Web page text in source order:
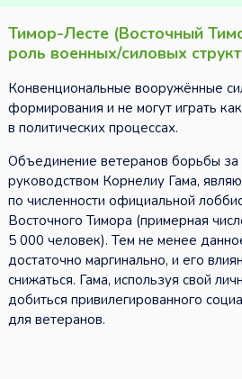
Тимор-Лесте (Восточный
роль военных/силовых
Конвенциональные вооружённые
формирования и не могут играть
в политических процессах.
Объединение ветеранов борьбы за
руководством Корнелиу Гама,
по численности официальной
Восточного Тимора (примерная
5 000 человек). Тем не менее
достаточно маргинально, и его
снижаться. Гама, используя свой
добиться привилегированного
для ветеранов.